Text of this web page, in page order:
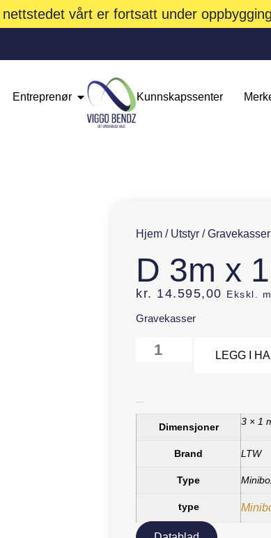
vårt er fortsatt under oppbygging
Entreprenør Kunnskapssenter
Hjem / Utstyr /Gravekasser
D 3m x
kr. 14.595,00 Ekskl.
Gravekasser
LEGG I
Dimensjoner 3 × 1
Brand LTW
Type
type